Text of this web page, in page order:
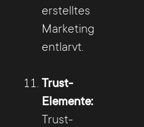
erstelltes
Marketing
entlarvt.
Trust-
Elemente:
Trust-